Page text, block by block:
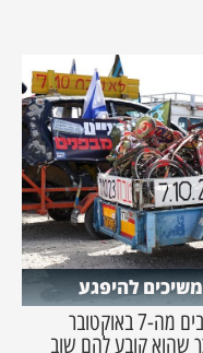
המוסד לביטוח לאומי כופה על נפגעים רבים מה-7 באוקטובר
שהוא קובע להם שוב